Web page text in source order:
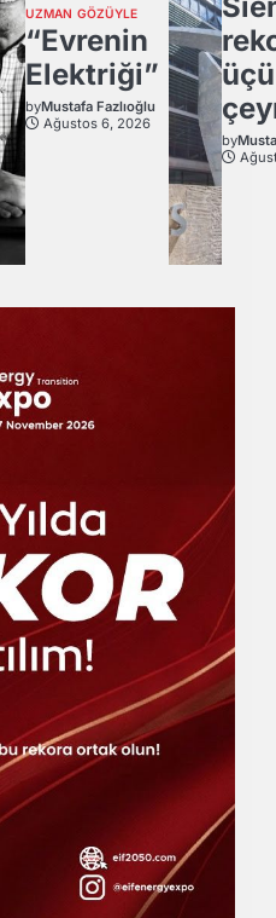
UZMAN GÖZÜYLE
“Evrenin
Elektriği”
byMustafa Fazlıoğlu
Ağustos 6, 2026
by